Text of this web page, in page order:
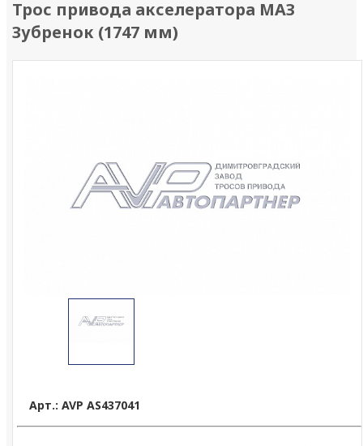
Трос привода акселератора МАЗ
Зубренок (1747 мм)
Арт.: AVP AS437041